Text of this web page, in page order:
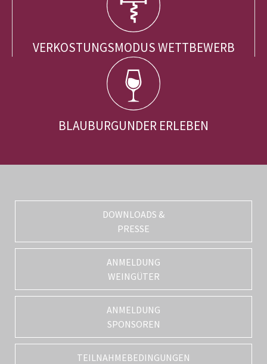
VERKOSTUNGSMODUS WETTBEWERB
BLAUBURGUNDER ERLEBEN
DOWNLOADS &
PRESSE
ANMELDUNG
WEINGÜTER
ANMELDUNG
SPONSOREN
TEILNAHMEBEDINGUNGEN